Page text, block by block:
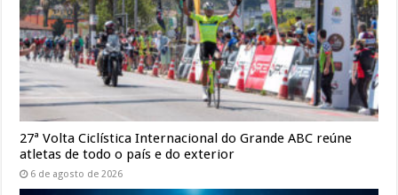
27ª Volta Ciclística Internacional do Grande ABC reúne
atletas de todo o país e do exterior
6 de agosto de 2026